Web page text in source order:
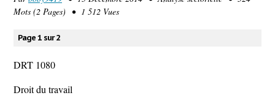
Mots (2 Pages) • 1 512 Vues
Page 1 sur 2
DRT 1080
Droit du travail